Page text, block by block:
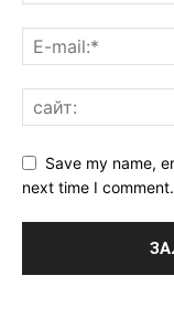
Save my name,
next time I comment.